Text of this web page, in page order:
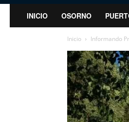
INICIO OSORNO
Inicio Informando